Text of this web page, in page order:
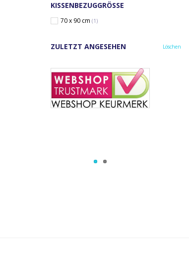
KISSENBEZUGGRÖSSE
70 x 90 cm (1)
ZULETZT ANGESEHEN Löschen